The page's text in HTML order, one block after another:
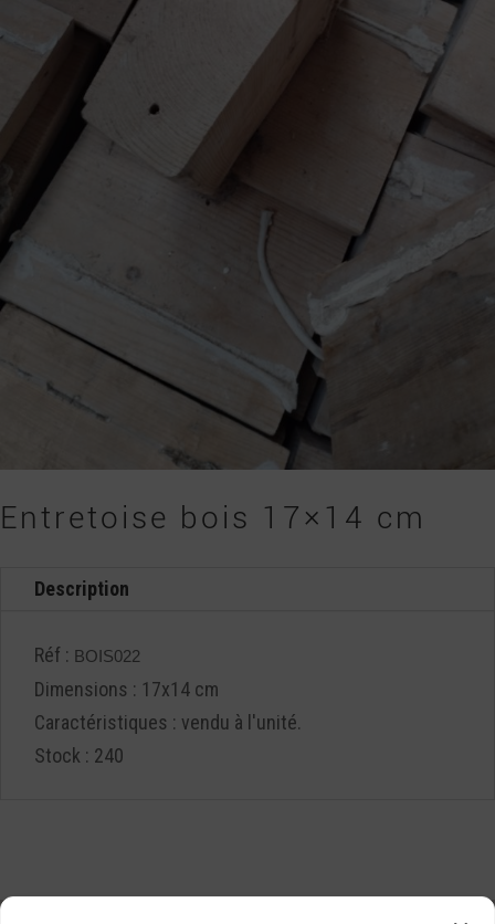
Entretoise bois 17×14 cm
Description
Réf : BOIS022
Dimensions : 17x14 cm
Caractéristiques : vendu à l'unité.
Stock : 240